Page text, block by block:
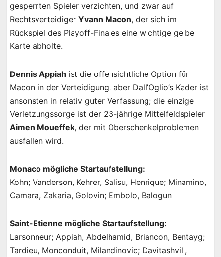
gesperrten Spieler verzichten, und zwar auf
Rechtsverteidiger Yvann Macon, der sich im
Rückspiel des Playoff-Finales eine wichtige gelbe
Karte abholte.
Dennis Appiah ist die offensichtliche Option für
Macon in der Verteidigung, aber Dall’Oglio’s Kader ist
ansonsten in relativ guter Verfassung; die einzige
Verletzungssorge ist der 23-jährige Mittelfeldspieler
Aimen Moueffek, der mit Oberschenkelproblemen
ausfallen wird.
Monaco mögliche Startaufstellung:
Kohn; Vanderson, Kehrer, Salisu, Henrique; Minamino,
Camara, Zakaria, Golovin; Embolo, Balogun
Saint-Etienne mögliche Startaufstellung:
Larsonneur; Appiah, Abdelhamid, Briancon, Bentayg;
Tardieu, Monconduit, Milandinovic; Davitashvili,